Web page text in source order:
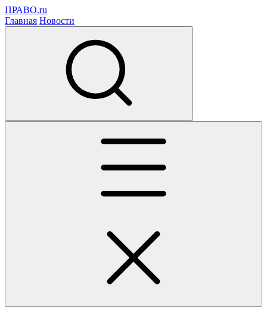
ПРАВО.ru
Главная Новости